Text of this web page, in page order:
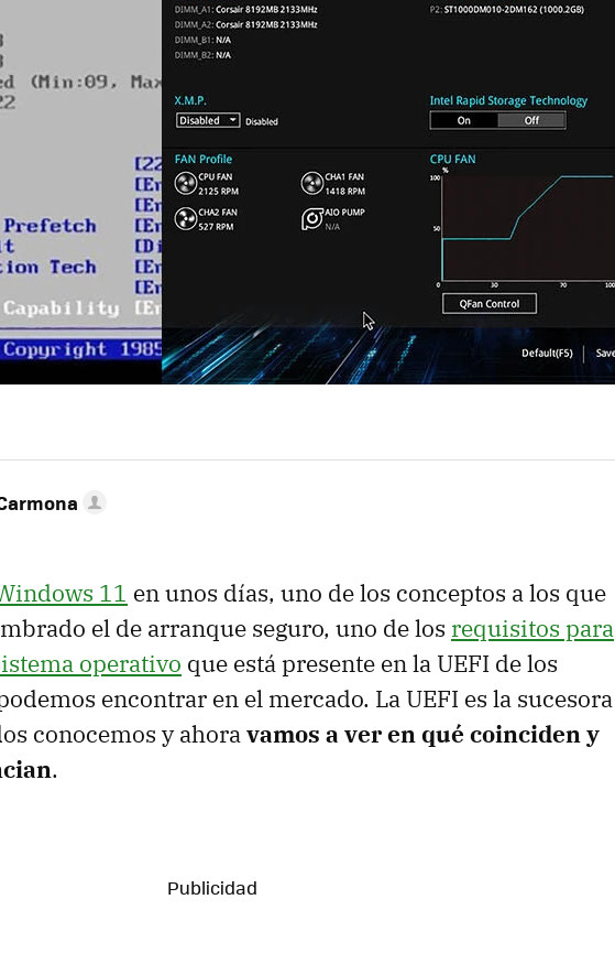
11 en unos días, uno de los conceptos a los que
el de arranque seguro, uno de los requisitos para
operativo que está presente en la UEFI de los
encontrar en el mercado. La UEFI es la sucesora
conocemos y ahoravamos a ver en qué coinciden y
.